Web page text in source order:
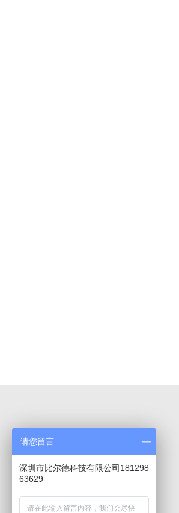
请您留言
深圳市比尔德科技有限公司181298
63629